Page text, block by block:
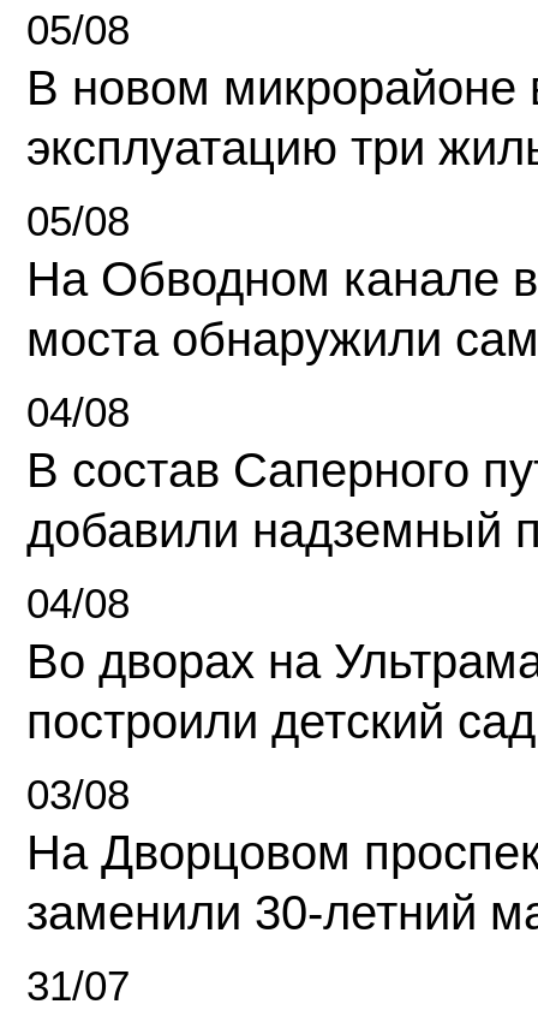
05/08
В новом микрорайоне
эксплуатацию три
05/08
На Обводном канале
моста обнаружили
04/08
В состав Саперного
добавили надземный
04/08
Во дворах на
построили детский сад
03/08
На Дворцовом
заменили 30-летний
31/07